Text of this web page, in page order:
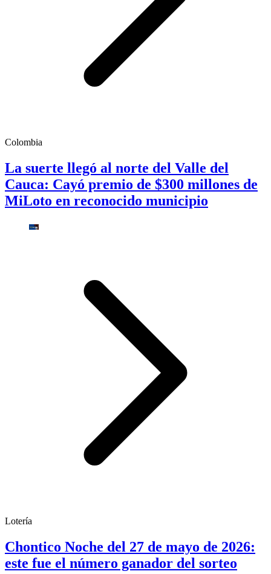
Colombia
La suerte llegó al norte del Valle del
Cauca: Cayó premio de $300 millones de
MiLoto en reconocido municipio
Lotería
Chontico Noche del 27 de mayo de 2026:
este fue el número ganador del sorteo